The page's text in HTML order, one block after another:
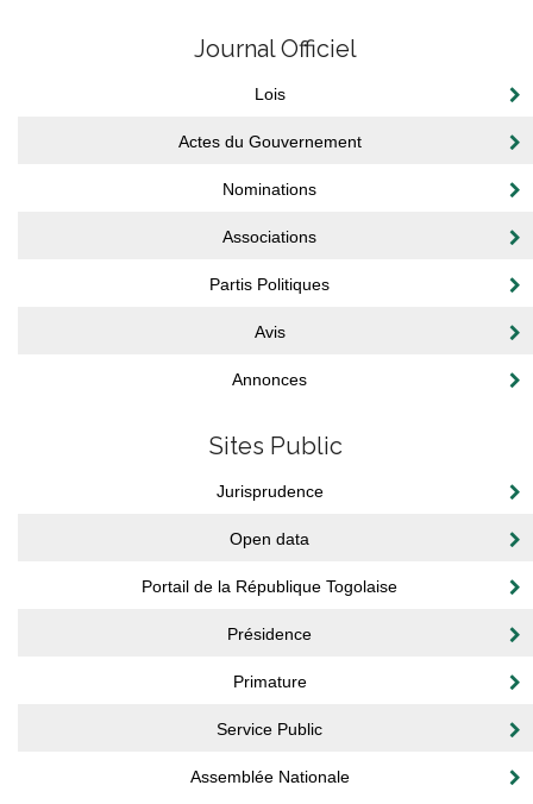
Journal Officiel
Lois
Actes du Gouvernement
Nominations
Associations
Partis Politiques
Avis
Annonces
Sites Public
Jurisprudence
Open data
Portail de la République Togolaise
Présidence
Primature
Service Public
Assemblée Nationale